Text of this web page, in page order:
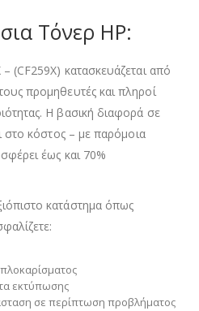
Τόνερ HP:
κατασκευάζεται από
προμηθευτές και πληροί
Η βασική διαφορά σε
στο κόστος – με παρόμοια
έως και 70%
κατάστημα όπως
εκτύπωσης
σε περίπτωση προβλήματος